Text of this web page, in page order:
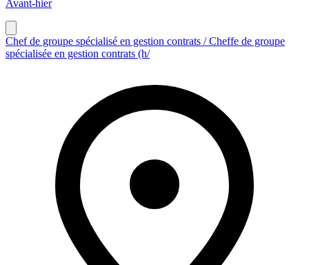
Avant-hier
Chef de groupe spécialisé en gestion contrats / Cheffe de groupe
spécialisée en gestion contrats (h/